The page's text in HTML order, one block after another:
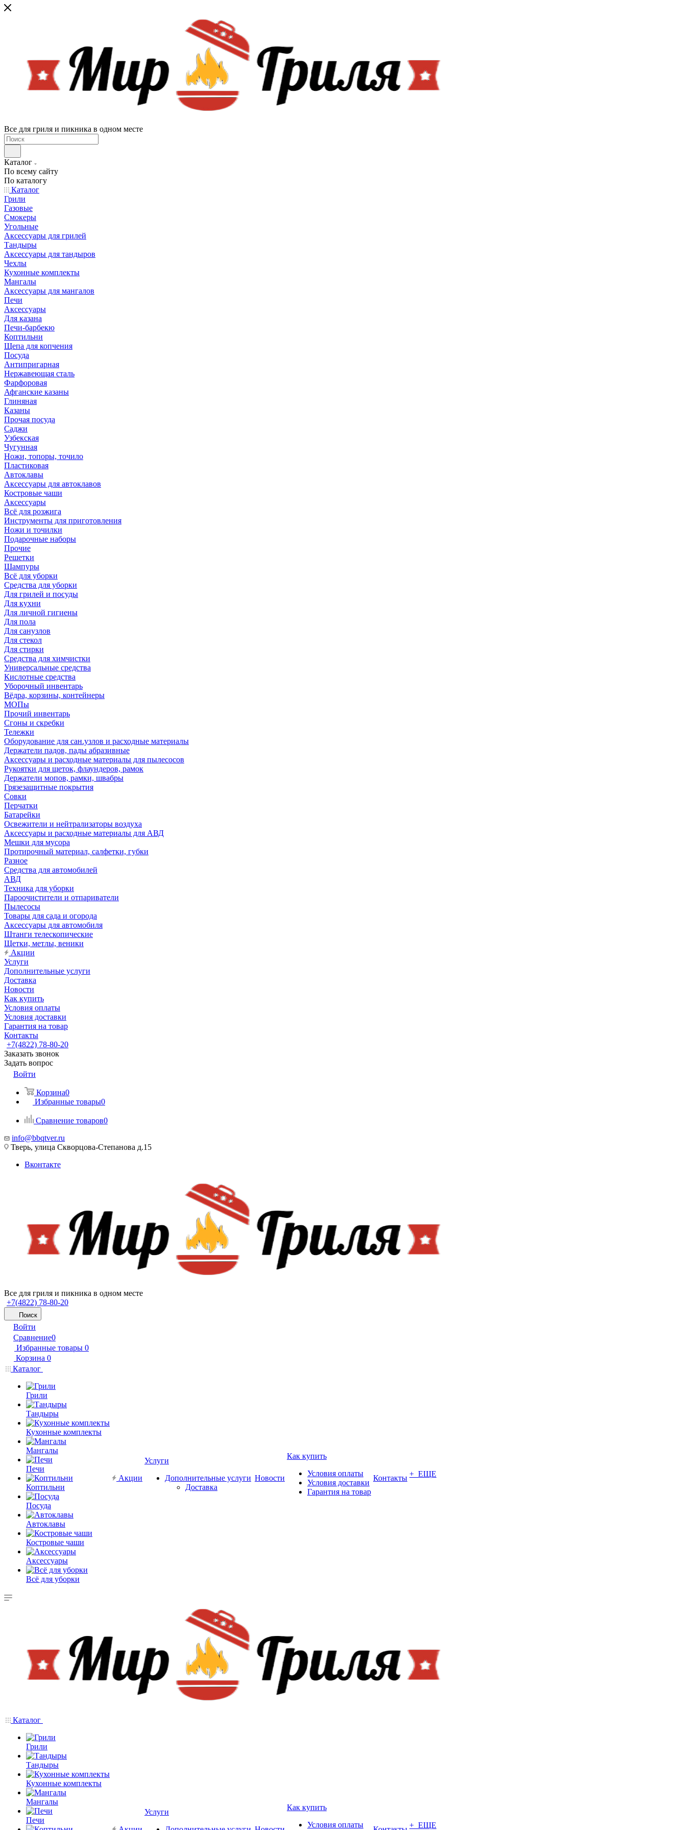
Все для гриля и пикника в одном месте
Каталог
По всему сайту
По каталогу
Каталог
Грили
Газовые
Смокеры
Угольные
Аксессуары для грилей
Тандыры
Аксессуары для тандыров
Чехлы
Кухонные комплекты
Мангалы
Аксессуары для мангалов
Печи
Аксессуары
Для казана
Печи-барбекю
Коптильни
Щепа для копчения
Посуда
Антипригарная
Нержавеющая сталь
Фарфоровая
Афганские казаны
Глиняная
Казаны
Прочая посуда
Саджи
Узбекская
Чугунная
Ножи, топоры, точило
Пластиковая
Автоклавы
Аксессуары для автоклавов
Костровые чаши
Аксессуары
Всё для розжига
Инструменты для приготовления
Ножи и точилки
Подарочные наборы
Прочие
Решетки
Шампуры
Всё для уборки
Средства для уборки
Для грилей и посуды
Для кухни
Для личной гигиены
Для пола
Для санузлов
Для стекол
Для стирки
Средства для химчистки
Универсальные средства
Кислотные средства
Уборочный инвентарь
Вёдра, корзины, контейнеры
МОПы
Прочий инвентарь
Сгоны и скребки
Тележки
Оборудование для сан.узлов и расходные материалы
Держатели падов, пады абразивные
Аксессуары и расходные материалы для пылесосов
Рукоятки для щеток, флаундеров, рамок
Держатели мопов, рамки, швабры
Грязезащитные покрытия
Совки
Перчатки
Батарейки
Освежители и нейтрализаторы воздуха
Аксессуары и расходные материалы для АВД
Мешки для мусора
Протирочный материал, салфетки, губки
Разное
Средства для автомобилей
АВД
Техника для уборки
Пароочистители и отпариватели
Пылесосы
Товары для сада и огорода
Аксессуары для автомобиля
Штанги телескопические
Щетки, метлы, веники
Акции
Услуги
Дополнительные услуги
Доставка
Новости
Как купить
Условия оплаты
Условия доставки
Гарантия на товар
Контакты
+7(4822) 78-80-20
Заказать звонок
Задать вопрос
Войти
Корзина0
Избранные товары0
Сравнение товаров0
info@bbqtver.ru
Тверь, улица Скворцова-Степанова д.15
Вконтакте
Все для гриля и пикника в одном месте
+7(4822) 78-80-20
Поиск
Войти
Сравнение0
Избранные товары 0
Корзина 0
Каталог
Грили
Тандыры
Кухонные комплекты
Мангалы
Печи
Коптильни
Посуда
Автоклавы
Костровые чаши
Аксессуары
Всё для уборки
Акции
Услуги
Дополнительные услуги
Доставка
Новости
Как купить
Условия оплаты
Условия доставки
Гарантия на товар
Контакты + ЕЩЕ
Каталог
Грили
Тандыры
Кухонные комплекты
Мангалы
Печи
Услуги
Как купить
Условия оплаты
+ ЕЩЕ